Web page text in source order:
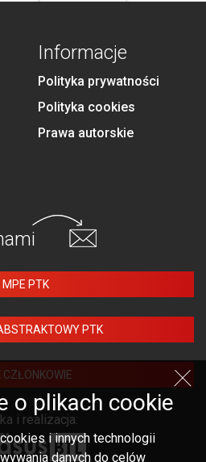
Informacje
Polityka prywatności
Polityka cookies
Prawa autorskie
MPE PTK
PTK
CZŁONKOWIE
i realizacja:
o plikach cookie
i innych technologii
danych do celów